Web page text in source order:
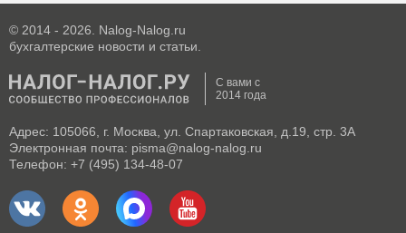
© 2014 - 2026. Nalog-Nalog.ru
бухгалтерские новости и статьи.
С вами с
2014 года
Адрес: 105066, г. Москва, ул. Спартаковская, д.19, стр. 3А
Электронная почта: pisma@nalog-nalog.ru
Телефон: +7 (495) 134-48-07